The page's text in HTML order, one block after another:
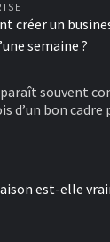
créer un
semaine ?
souvent
d’un bon
est-elle